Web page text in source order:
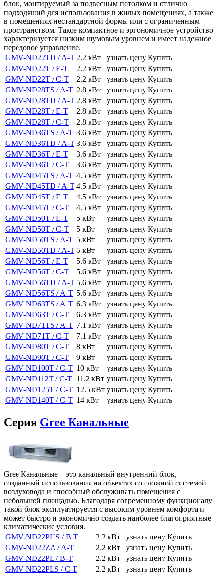
блок, монтируемый за подвесным потолком и отлично
подходящий для использования в жилых помещениях, а также
в помещениях нестандартной формы или с ограниченным
пространством. Такое компактное и эргономичное устройство
характеризуется низким шумовым уровнем и имеет надежное
передовое управление.
GMV-ND22TD / A-T 2.2 кВт узнать цену Купить
GMV-ND22T / E-T
2.2 кВт узнать цену Купить
GMV-ND22T / C-T
2.2 кВт узнать цену Купить
GMV-ND28TS / A-T 2.8 кВт узнать цену Купить
GMV-ND28TD / A-T 2.8 кВт узнать цену Купить
GMV-ND28T / E-T
2.8 кВт узнать цену Купить
GMV-ND28T / C-T
2.8 кВт узнать цену Купить
GMV-ND36TS / A-T 3.6 кВт узнать цену Купить
GMV-ND36TD / A-T 3.6 кВт узнать цену Купить
GMV-ND36T / E-T
3.6 кВт узнать цену Купить
GMV-ND36T / C-T
3.6 кВт узнать цену Купить
GMV-ND45TS / A-T 4.5 кВт узнать цену Купить
GMV-ND45TD / A-T 4.5 кВт узнать цену Купить
GMV-ND45T / E-T
4.5 кВт узнать цену Купить
GMV-ND45T / C-T
4.5 кВт узнать цену Купить
GMV-ND50T / E-T
5 кВт узнать цену Купить
GMV-ND50T / C-T
5 кВт узнать цену Купить
GMV-ND50TS / A-T 5 кВт узнать цену Купить
GMV-ND50TD / A-T 5 кВт узнать цену Купить
GMV-ND56T / E-T
5.6 кВт узнать цену Купить
GMV-ND56T / C-T
5.6 кВт узнать цену Купить
GMV-ND56TD / A-T 5.6 кВт узнать цену Купить
GMV-ND56TS / A-T 5.6 кВт узнать цену Купить
GMV-ND63TS / A-T 6.3 кВт узнать цену Купить
GMV-ND63T / C-T
6.3 кВт узнать цену Купить
GMV-ND71TS / A-T 7.1 кВт узнать цену Купить
GMV-ND71T / C-T
7.1 кВт узнать цену Купить
GMV-ND80T / C-T
8 кВт узнать цену Купить
GMV-ND90T / C-T
9 кВт узнать цену Купить
GMV-ND100T / C-T 10 кВт узнать цену Купить
GMV-ND112T / C-T 11.2 кВт узнать цену Купить
GMV-ND125T / C-T 12.5 кВт узнать цену Купить
GMV-ND140T / C-T 14 кВт узнать цену Купить
Серия Gree Канальные
Gree Канальные – это канальный внутренний блок,
созданный использования на объектах со сложной системой
воздуховода и способный обслуживать помещения с
небольшой площадью. Благодаря современному функционалу
такой блок эксплуатируется с высоким уровнем комфорта и
может быстро и экономично создать наиболее благоприятные
климатические условия.
GMV-ND22PHS / B-T
2.2 кВт узнать цену Купить
GMV-ND22ZA / A-T
2.2 кВт узнать цену Купить
GMV-ND22PL / B-T
2.2 кВт узнать цену Купить
GMV-ND22PLS / C-T
2.2 кВт узнать цену Купить